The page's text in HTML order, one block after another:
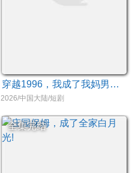
穿越1996，我成了我妈男闺蜜
2026/中国大陆/短剧
全集完结